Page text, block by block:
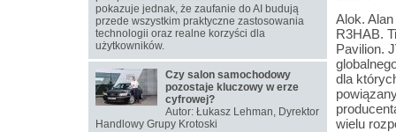
Alok.
R3HAB.
Pavilion.
dla
wielu
pokazuje jednak, że zaufanie do AI budują
przede wszystkim praktyczne zastosowania
technologii oraz realne korzyści dla
użytkowników.
Czy salon samochodowy
pozostaje kluczowy w erze
cyfrowej?
Autor: Łukasz Lehman, Dyrektor
Handlowy Grupy Krotoski